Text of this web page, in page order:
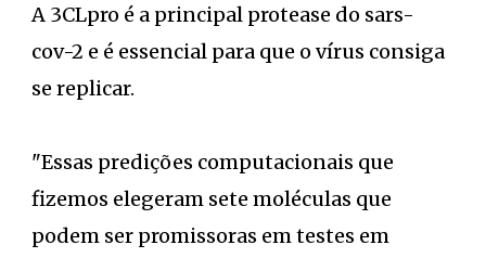
A 3CLpro é a principal protease do sars-
cov-2 e é essencial para que o vírus consiga
se replicar.
"Essas predições computacionais que
fizemos elegeram sete moléculas que
podem ser promissoras em testes em